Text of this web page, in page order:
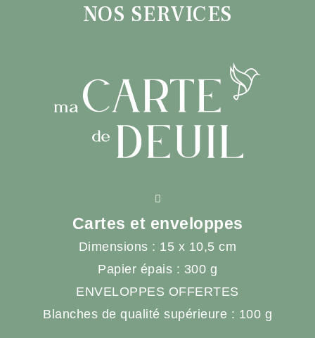
NOS SERVICES
Cartes et enveloppes
Dimensions : 15 x 10,5 cm
Papier épais : 300 g
ENVELOPPES OFFERTES
Blanches de qualité supérieure : 100 g